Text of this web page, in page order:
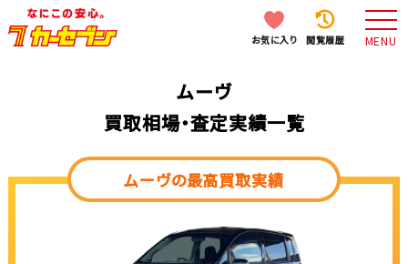
お気に入り 閲覧履歴 MENU
ムーヴ
買取相場・査定実績一覧
ムーヴの最高買取実績